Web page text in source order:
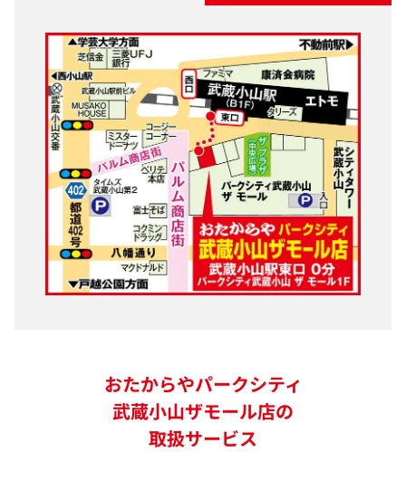
おたからやパークシティ
武蔵小山ザモール店の
取扱サービス